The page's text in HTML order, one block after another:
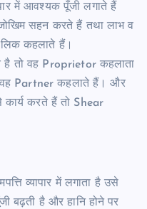
में आवश्यक पूँजी लगाते हैं
सहन करते हैं तथा लाभ व
कहलाते हैं।
है तो वह Proprietor कहलाता
वह Partner कहलाते हैं। और
करते हैं तो Shear
व्यापार में लगाता है उसे
बढ़ती है और हानि होने पर